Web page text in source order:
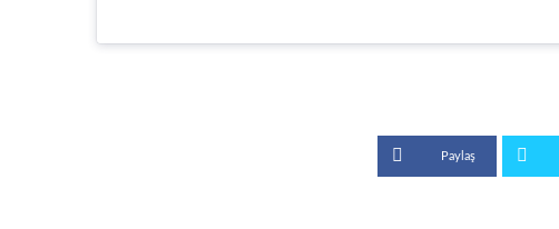
Paylaş